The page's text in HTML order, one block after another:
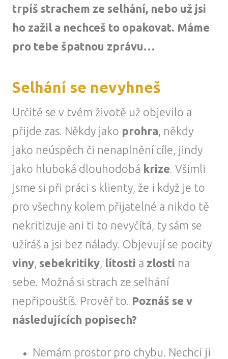
trpíš strachem ze selhání, nebo už jsi
ho zažil a nechceš to opakovat. Máme
pro tebe špatnou zprávu…
Selhání se nevyhneš
Určitě se v tvém životě už objevilo a
přijde zas. Někdy jako prohra , někdy
jako neúspěch či nenaplnění cíle, jindy
jako hluboká dlouhodobá krize . Všimli
jsme si při práci s klienty, že i když je to
pro všechny kolem přijatelné a nikdo tě
nekritizuje ani ti to nevyčítá, ty sám se
užíráš a jsi bez nálady. Objevují se pocity
viny sebekritiky lítosti a zlosti na
sebe. Možná si strach ze selhání
nepřipouštíš. Prověř to. Poznáš se v
následujících popisech?
Nemám prostor pro chybu. Nechci ji